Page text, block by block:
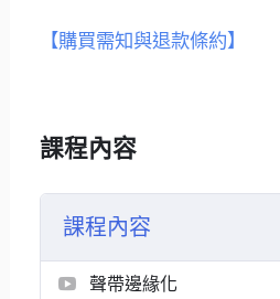
【購買需知與退款條約】
課程內容
課程內容
聲帶邊緣化